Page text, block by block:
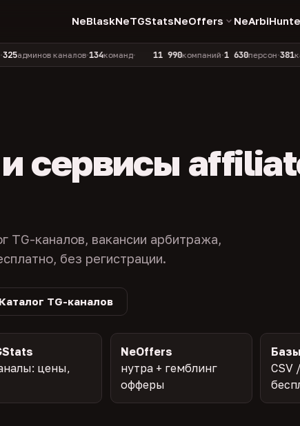
NeBlaskNeTGStatsNeOffers
каналов•134команд• 11 990 компаний•1 630персон•381каналов
сервисы
TG-каналов, вакансии арбитража,
без регистрации.
TG-каналов
цены,
NeOffers
нутра + гемблинг
офферы
CSV